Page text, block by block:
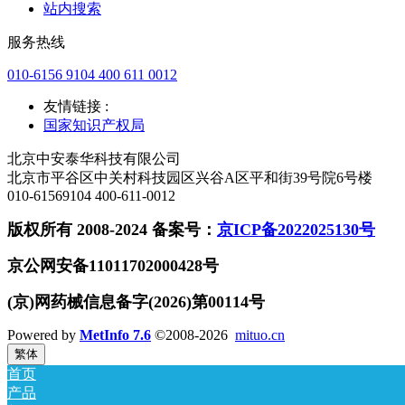
站内搜索
服务热线
010-6156 9104 400 611 0012
友情链接 :
国家知识产权局
北京中安泰华科技有限公司
北京市平谷区中关村科技园区兴谷A区平和街39号院6号楼
010-61569104 400-611-0012
版权所有 2008-2024 备案号： 京ICP备2022025130号
京公网安备11011702000428号
(京)网药械信息备字(2026)第00114号
Powered by MetInfo 7.6 ©2008-2026 mituo.cn
繁体
首页
产品